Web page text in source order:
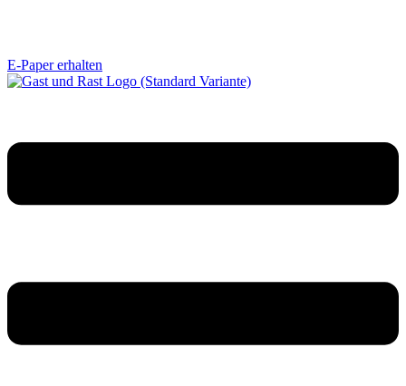
E-Paper erhalten